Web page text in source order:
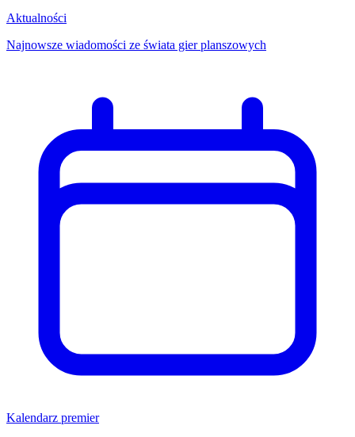
Aktualności
Najnowsze wiadomości ze świata gier planszowych
Kalendarz premier